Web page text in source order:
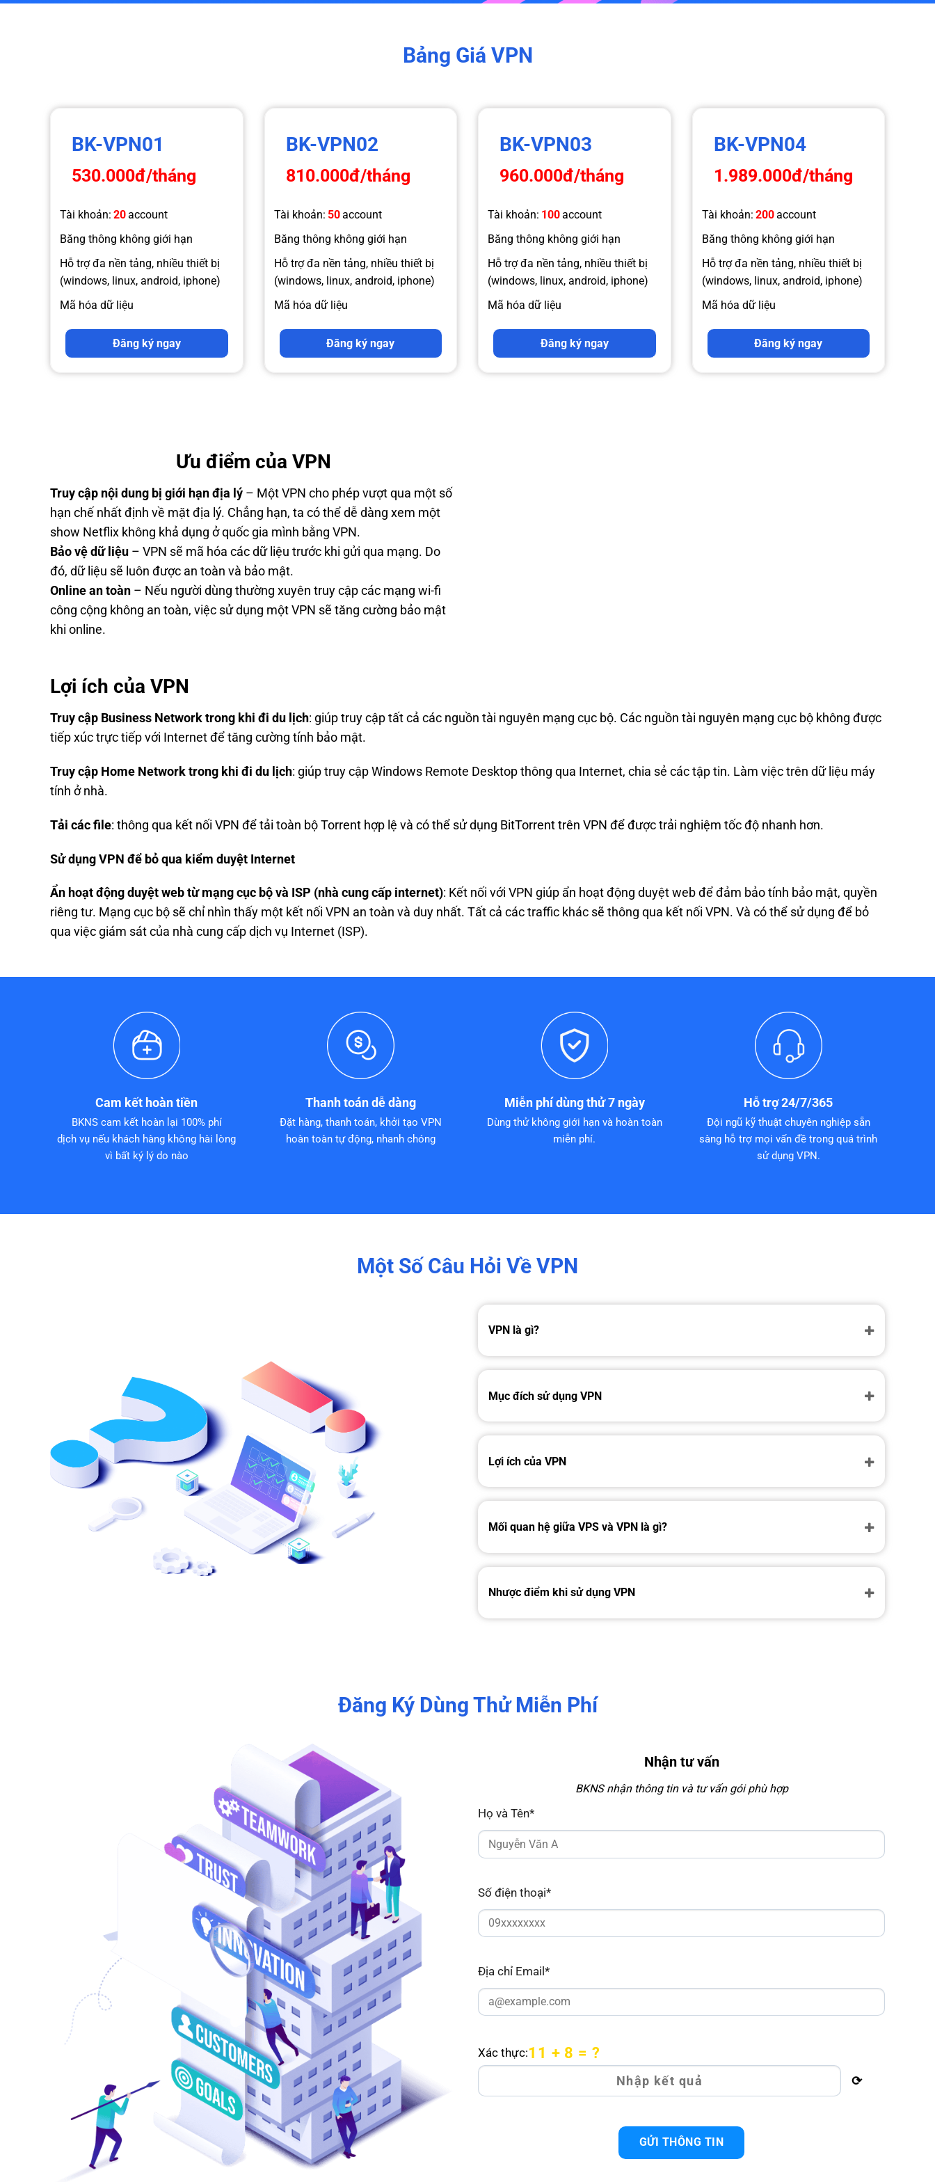
Bảng Giá VPN
BK-VPN01
530.000đ/tháng
Tài khoản: 20account
Băng thông không giới hạn
Hỗ trợ đa nền tảng, nhiều thiết bị
(windows, linux, android, iphone)
Mã hóa dữ liệu
Đăng ký ngay
BK-VPN02
810.000đ/tháng
Tài khoản: 50account
Băng thông không giới hạn
Hỗ trợ đa nền tảng, nhiều thiết bị
(windows, linux, android, iphone)
Mã hóa dữ liệu
Đăng ký ngay
BK-VPN03
960.000đ/tháng
Tài khoản: 100account
Băng thông không giới hạn
Hỗ trợ đa nền tảng, nhiều thiết bị
(windows, linux, android, iphone)
Mã hóa dữ liệu
Đăng ký ngay
BK-VPN04
1.989.000đ/tháng
Tài khoản: 200account
Băng thông không giới hạn
Hỗ trợ đa nền tảng, nhiều thiết bị
(windows, linux, android, iphone)
Mã hóa dữ liệu
Đăng ký ngay
Ưu điểm của VPN
Truy cập nội dung bị giới hạn địa lý – Một VPN cho phép vượt qua một số
hạn chế nhất định về mặt địa lý. Chẳng hạn, ta có thể dễ dàng xem một
show Netflix không khả dụng ở quốc gia mình bằng VPN.
Bảo vệ dữ liệu – VPN sẽ mã hóa các dữ liệu trước khi gửi qua mạng. Do
đó, dữ liệu sẽ luôn được an toàn và bảo mật.
Online an toàn – Nếu người dùng thường xuyên truy cập các mạng wi-fi
công cộng không an toàn, việc sử dụng một VPN sẽ tăng cường bảo mật
khi online.
Lợi ích của VPN
Truy cập Business Network trong khi đi du lịch: giúp truy cập tất cả các nguồn tài nguyên mạng cục bộ. Các nguồn tài nguyên mạng cục bộ không được
tiếp xúc trực tiếp với Internet để tăng cường tính bảo mật.
Truy cập Home Network trong khi đi du lịch: giúp truy cập Windows Remote Desktop thông qua Internet, chia sẻ các tập tin. Làm việc trên dữ liệu máy
tính ở nhà.
Tải các file: thông qua kết nối VPN để tải toàn bộ Torrent hợp lệ và có thể sử dụng BitTorrent trên VPN để được trải nghiệm tốc độ nhanh hơn.
Sử dụng VPN để bỏ qua kiểm duyệt Internet
Ẩn hoạt động duyệt web từ mạng cục bộ và ISP (nhà cung cấp internet): Kết nối với VPN giúp ẩn hoạt động duyệt web để đảm bảo tính bảo mật, quyền
riêng tư. Mạng cục bộ sẽ chỉ nhìn thấy một kết nối VPN an toàn và duy nhất. Tất cả các traffic khác sẽ thông qua kết nối VPN. Và có thể sử dụng để bỏ
qua việc giám sát của nhà cung cấp dịch vụ Internet (ISP).
Cam kết hoàn tiền
BKNS cam kết hoàn lại 100% phí
dịch vụ nếu khách hàng không hài lòng
vì bất ký lý do nào
Thanh toán dễ dàng
Đặt hàng, thanh toán, khởi tạo VPN
hoàn toàn tự động, nhanh chóng
Miễn phí dùng thử 7 ngày
Dùng thử không giới hạn và hoàn toàn
miễn phí.
Hỗ trợ 24/7/365
Đội ngũ kỹ thuật chuyên nghiệp sẵn
sàng hỗ trợ mọi vấn đề trong quá trình
sử dụng VPN.
Một Số Câu Hỏi Về VPN
VPN là gì?
Mục đích sử dụng VPN
Lợi ích của VPN
Mối quan hệ giữa VPS và VPN là gì?
Nhược điểm khi sử dụng VPN
Đăng Ký Dùng Thử Miễn Phí
Nhận tư vấn
BKNS nhận thông tin và tư vấn gói phù hợp
Họ và Tên*
Số điện thoại*
Địa chỉ Email*
Xác thực:11 + 8 = ?
⟳
GỬI THÔNG TIN